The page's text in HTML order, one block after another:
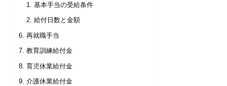
基本手当の受給条件
給付日数と金額
再就職手当
教育訓練給付金
育児休業給付金
介護休業給付金